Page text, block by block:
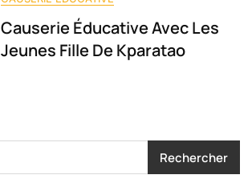
Causerie Éducative Avec Les
Jeunes Fille De Kparatao
Rechercher